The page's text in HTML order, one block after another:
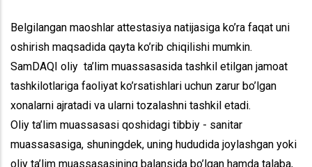
Belgilangan maoshlar attestasiya natijasiga ko’ra faqat uni
oshirish maqsadida qayta ko’rib chiqilishi mumkin.
SamDAQI oliy ta’lim muassasasida tashkil etilgan jamoat
tashkilotlariga faoliyat ko’rsatishlari uchun zarur bo’lgan
xonalarni ajratadi va ularni tozalashni tashkil etadi.
Oliy ta’lim muassasasi qoshidagi tibbiy - sanitar
muassasasiga, shuningdek, uning hududida joylashgan yoki
oliy ta’lim muassasasining balansida bo’lgan hamda talaba,